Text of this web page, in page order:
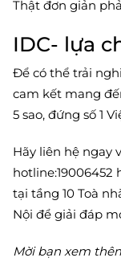
Thật đơn giản
IDC- lựa
Để có thể trải
cam kết mang
5 sao, đứng số 1
Hãy liên hệ ngay
hotline:19006452
tại tầng 10 Toà
Nội để giải đáp
Mời bạn xem